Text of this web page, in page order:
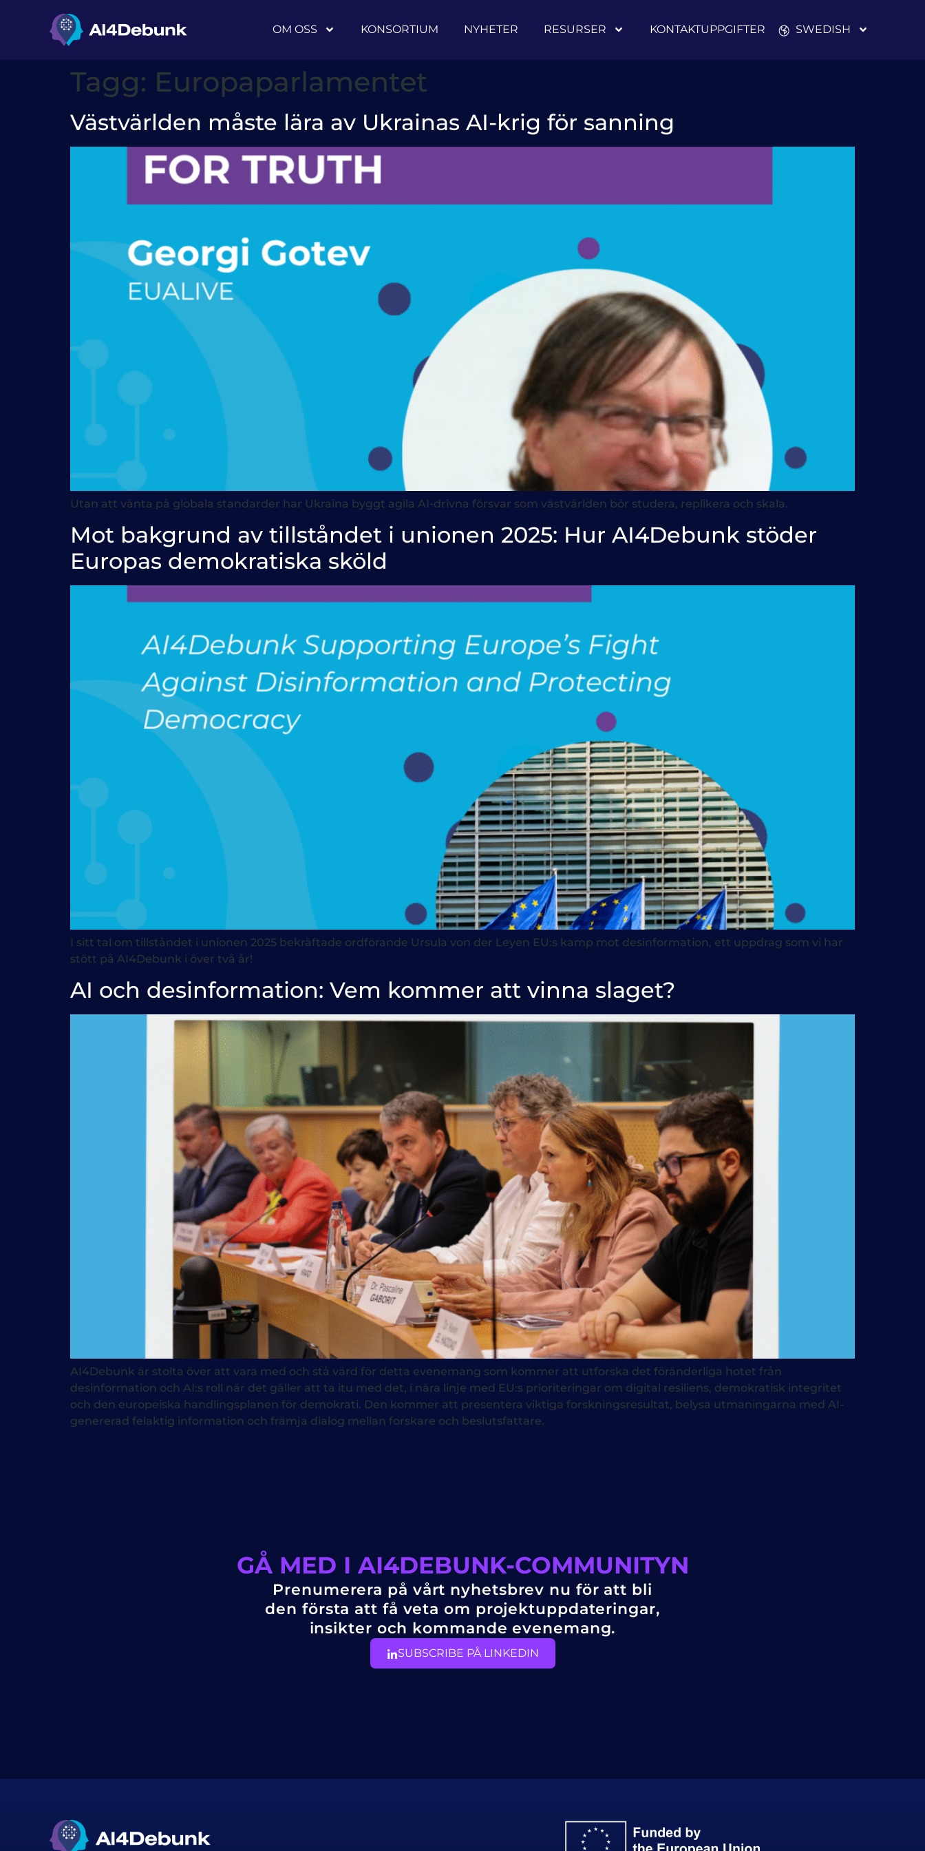
OM OSS
KONSORTIUM NYHETER RESURSER KONTAKTUPPGIFTER SWEDISH
Tagg: Europaparlamentet
Västvärlden måste lära av Ukrainas AI-krig för sanning
Utan att vänta på globala standarder har Ukraina byggt agila AI-drivna försvar som västvärlden bör studera, replikera och skala.
Mot bakgrund av tillståndet i unionen 2025: Hur AI4Debunk stöder
Europas demokratiska sköld
I sitt tal om tillståndet i unionen 2025 bekräftade ordförande Ursula von der Leyen EU:s kamp mot desinformation, ett uppdrag som vi har
stött på AI4Debunk i över två år!
AI och desinformation: Vem kommer att vinna slaget?
AI4Debunk är stolta över att vara med och stå värd för detta evenemang som kommer att utforska det föränderliga hotet från
desinformation och AI:s roll när det gäller att ta itu med det, i nära linje med EU:s prioriteringar om digital resiliens, demokratisk integritet
och den europeiska handlingsplanen för demokrati. Den kommer att presentera viktiga forskningsresultat, belysa utmaningarna med AI-
genererad felaktig information och främja dialog mellan forskare och beslutsfattare.
GÅ MED I AI4DEBUNK-COMMUNITYN
Prenumerera på vårt nyhetsbrev nu för att bli
den första att få veta om projektuppdateringar,
insikter och kommande evenemang.
SUBSCRIBE PÅ LINKEDIN